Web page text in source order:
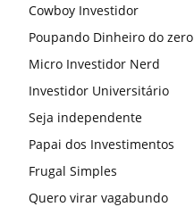
Cowboy Investidor
Poupando Dinheiro do zero
Micro Investidor Nerd
Investidor Universitário
Seja independente
Papai dos Investimentos
Frugal Simples
Quero virar vagabundo